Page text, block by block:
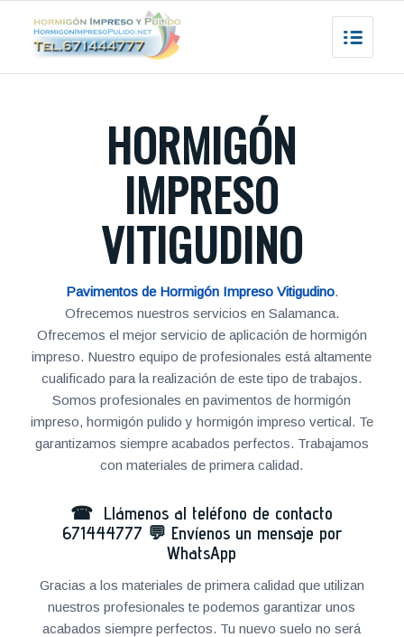
HORMIGÓN
IMPRESO
VITIGUDINO
Pavimentos de Hormigón Impreso Vitigudino.
Ofrecemos nuestros servicios en Salamanca.
Ofrecemos el mejor servicio de aplicación de hormigón
impreso. Nuestro equipo de profesionales está altamente
cualificado para la realización de este tipo de trabajos.
Somos profesionales en pavimentos de hormigón
impreso, hormigón pulido y hormigón impreso vertical. Te
garantizamos siempre acabados perfectos. Trabajamos
con materiales de primera calidad.
☎ Llámenos al teléfono de contacto
671444777 💬 Envíenos un mensaje por
WhatsApp
Gracias a los materiales de primera calidad que utilizan
nuestros profesionales te podemos garantizar unos
acabados siempre perfectos. Tu nuevo suelo no será